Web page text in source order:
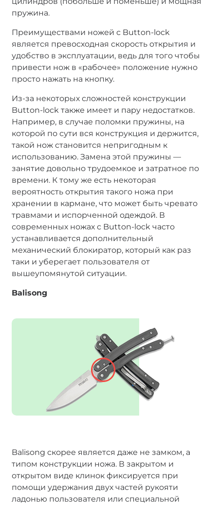
пружина.
Преимуществами ножей с Button-lock
является превосходная скорость открытия и
удобство в эксплуатации, ведь для того чтобы
привести нож в «рабочее» положение нужно
просто нажать на кнопку.
Из-за некоторых сложностей конструкции
Button-lock также имеет и пару недостатков.
Например, в случае поломки пружины, на
которой по сути вся конструкция и держится,
такой нож становится непригодным к
использованию. Замена этой пружины —
занятие довольно трудоемкое и затратное по
времени. К тому же есть некоторая
вероятность открытия такого ножа при
хранении в кармане, что может быть чревато
травмами и испорченной одеждой. В
современных ножах с Button-lock часто
устанавливается дополнительный
механический блокиратор, который как раз
таки и уберегает пользователя от
вышеупомянутой ситуации.
Balisong
Balisong скорее является даже не замком, а
типом конструкции ножа. В закрытом и
открытом виде клинок фиксируется при
помощи удержания двух частей рукояти
ладонью пользователя или специальной